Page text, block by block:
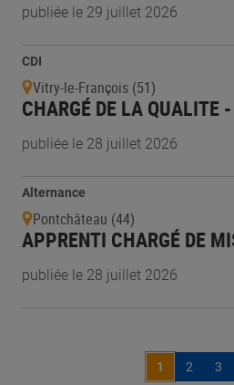
publiée le 29 juillet 2026
CDI
Vitry-le-François (51)
CHARGÉ DE LA QUALITE
publiée le 28 juillet 2026
Alternance
Pontchâteau (44)
APPRENTI CHARGÉ DE
publiée le 28 juillet 2026
1 2 3